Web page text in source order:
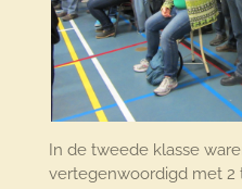
In de tweede klasse
vertegenwoordigd met 2